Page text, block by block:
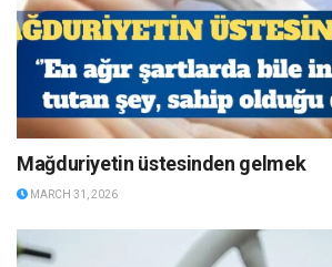
Mağduriyetin üstesinden gelmek
MARCH 31, 2026